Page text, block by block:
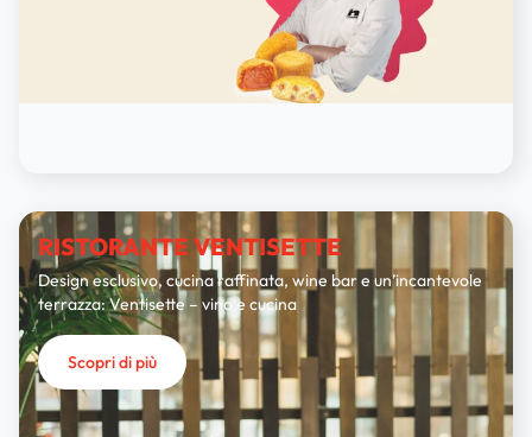
RISTORANTE VENTISETTE
Design esclusivo, cucina raffinata, wine bar e un’incantevole
terrazza: Ventisette – vino e cucina
Scopri di più